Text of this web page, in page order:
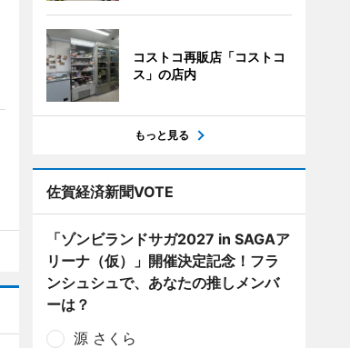
コストコ再販店「コストコ
ス」の店内
もっと見る
佐賀経済新聞VOTE
「ゾンビランドサガ2027 in SAGAア
リーナ（仮）」開催決定記念！フラ
ンシュシュで、あなたの推しメンバ
ーは？
源 さくら